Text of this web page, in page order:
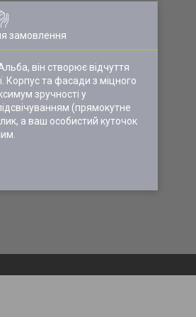
замовлення
він створює відчуття
Корпус та фасади з міцного
зручності у
(прямокутне
а ваш особистий куточок